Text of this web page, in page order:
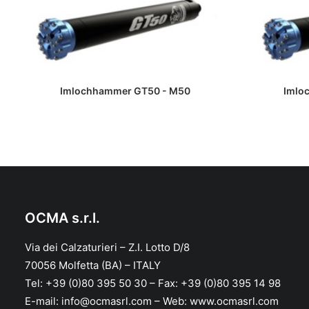
WEITERLESEN
Imlochhammer GT50 - M50
OCMA s.r.l.
Via dei Calzaturieri – Z.I. Lotto D/8
70056 Molfetta (BA) – ITALY
Tel: +39 (0)80 395 50 30 – Fax: +39 (0)80 395 14 98
E-mail: info@ocmasrl.com – Web: www.ocmasrl.com